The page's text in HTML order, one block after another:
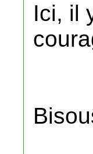
Ici, il